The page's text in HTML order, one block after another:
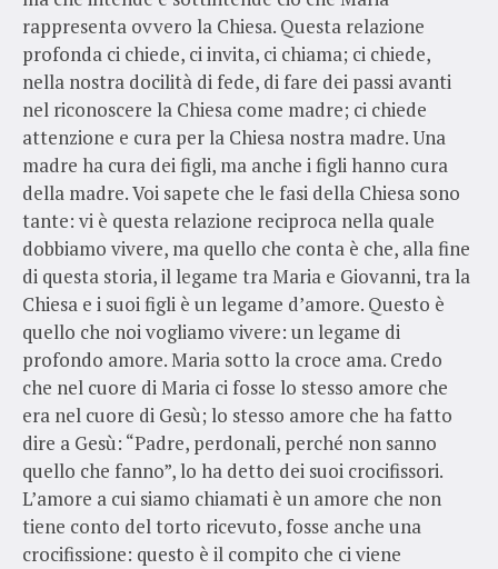
rappresenta ovvero la Chiesa. Questa relazione
profonda ci chiede, ci invita, ci chiama; ci chiede,
nella nostra docilità di fede, di fare dei passi avanti
nel riconoscere la Chiesa come madre; ci chiede
attenzione e cura per la Chiesa nostra madre. Una
madre ha cura dei figli, ma anche i figli hanno cura
della madre. Voi sapete che le fasi della Chiesa sono
tante: vi è questa relazione reciproca nella quale
dobbiamo vivere, ma quello che conta è che, alla fine
di questa storia, il legame tra Maria e Giovanni, tra la
Chiesa e i suoi figli è un legame d’amore. Questo è
quello che noi vogliamo vivere: un legame di
profondo amore. Maria sotto la croce ama. Credo
che nel cuore di Maria ci fosse lo stesso amore che
era nel cuore di Gesù; lo stesso amore che ha fatto
dire a Gesù: “Padre, perdonali, perché non sanno
quello che fanno”, lo ha detto dei suoi crocifissori.
L’amore a cui siamo chiamati è un amore che non
tiene conto del torto ricevuto, fosse anche una
crocifissione: questo è il compito che ci viene